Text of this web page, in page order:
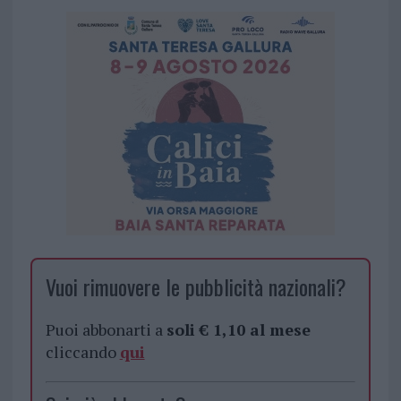
Vuoi rimuovere le pubblicità nazionali?
Puoi abbonarti a soli € 1,10 al mese
cliccando qui